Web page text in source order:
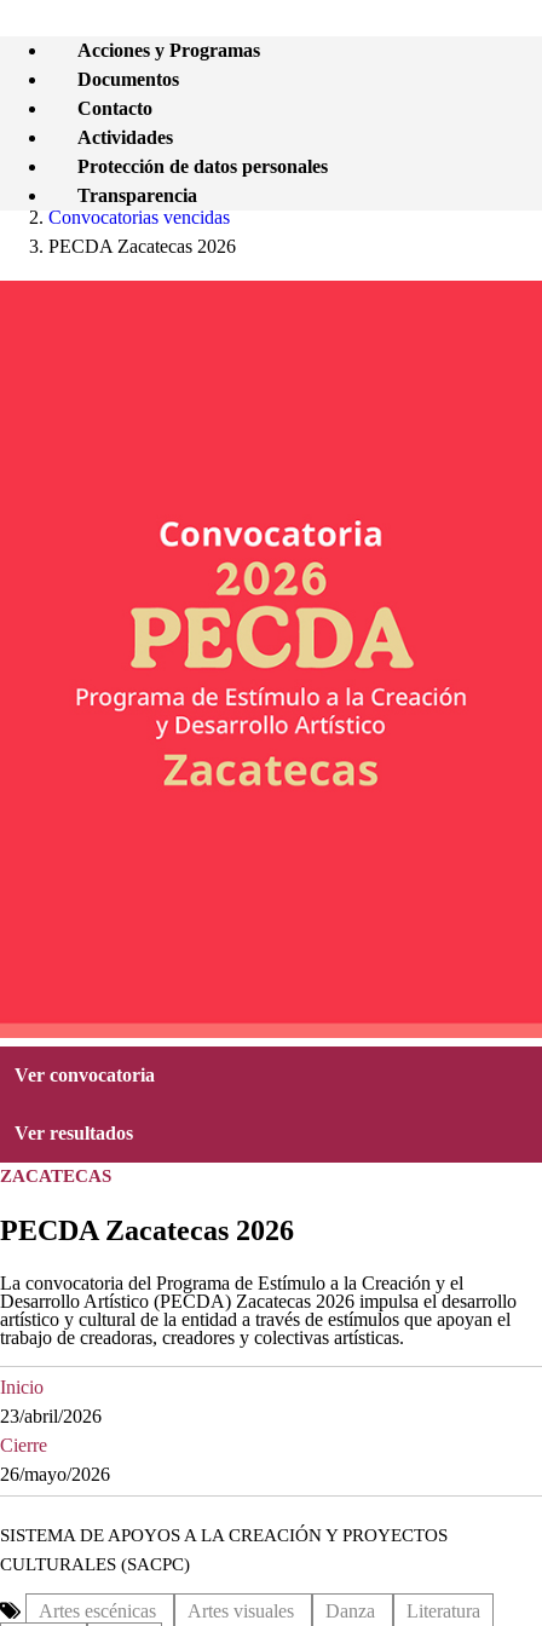
Acciones y Programas
Documentos
Contacto
Actividades
Protección de datos personales
Transparencia
Convocatorias vencidas
PECDA Zacatecas 2026
Ver convocatoria
Ver resultados
ZACATECAS
PECDA Zacatecas 2026
La convocatoria del Programa de Estímulo a la Creación y el
Desarrollo Artístico (PECDA) Zacatecas 2026 impulsa el desarrollo
artístico y cultural de la entidad a través de estímulos que apoyan el
trabajo de creadoras, creadores y colectivas artísticas.
Inicio
23/abril/2026
Cierre
26/mayo/2026
SISTEMA DE APOYOS A LA CREACIÓN Y PROYECTOS
CULTURALES (SACPC)
Artes escénicas Artes visuales Danza Literatura